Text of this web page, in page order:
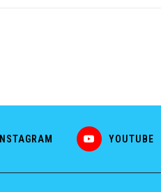
INSTAGRAM YOUTUBE